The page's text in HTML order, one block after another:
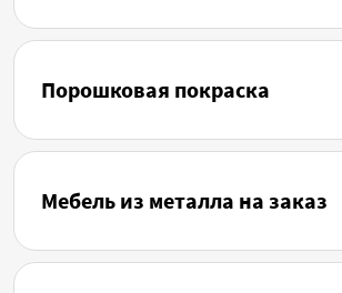
Порошковая покраска
Мебель из металла на заказ